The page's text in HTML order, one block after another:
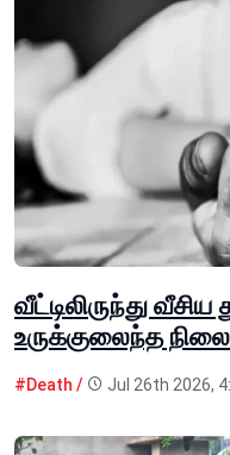
வீட்டிலிருந்து
உருக்குலைந்த
#Death / Jul 26th 2026,